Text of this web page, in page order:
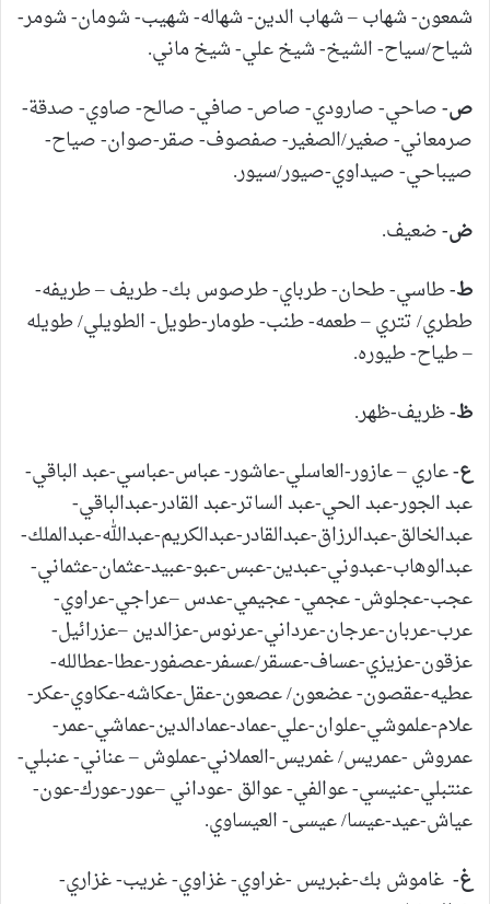
شمعون- شهاب – شهاب الدين- شهاله- شهيب- شومان- شومر-
شياح/سياح- الشيخ- شيخ علي- شيخ ماني.
ص-صاحي- صارودي- صاص- صافي- صالح- صاوي- صدقة-
صرمعاني- صغير/الصغير- صفصوف- صقر-صوان- صياح-
صيباحي- صيداوي-صيور/سيور.
ض-ضعيف.
ط-طاسي- طحان- طرباي- طرصوس بك- طريف – طريفه-
ططري/ تتري – طعمه- طنب- طومار-طويل- الطويلي/ طويله
– طياح- طيوره.
ظ-ظريف-ظهر.
ع-عاري – عازور-العاسلي-عاشور- عباس-عباسي-عبد الباقي-
عبد الجور-عبد الحي-عبد الساتر-عبد القادر-عبدالباقي-
عبدالخالق-عبدالرزاق-عبدالقادر-عبدالكريم-عبدالله-عبدالملك-
عبدالوهاب-عبدوني-عبدين-عبس-عبو-عبيد-عثمان-عثماني-
عجب-عجلوش- عجمي- عجيمي-عدس –عراجي-عراوي-
عرب-عربان-عرجان-عرداني-عرنوس-عزالدين –عزرائيل-
عزقون-عزيزي-عساف-عسقر/عسفر-عصفور-عطا-عطالله-
عطيه-عقصون- عضعون/ عصعون-عقل-عكاشه-عكاوي-عكر-
علام-علموشي-علوان-علي-عماد-عمادالدين-عماشي-عمر-
عمروش -عمريس/ غمريس-العملاني-عملوش – عناني- عنبلي-
عنتبلي-عنيسي- عوالفي- عوالق -عوداني –عور-عورك-عون-
عياش-عيد-عيسا/ عيسى- العيساوي.
غ- غاموش بك-غبريس -غراوي- غزاوي- غريب- غزاري-